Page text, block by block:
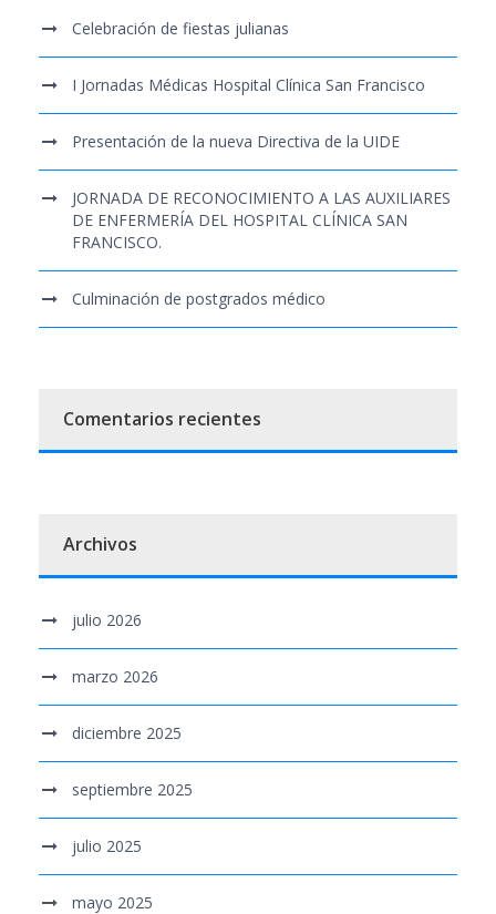
Celebración de fiestas julianas
I Jornadas Médicas Hospital Clínica San Francisco
Presentación de la nueva Directiva de la UIDE
JORNADA DE RECONOCIMIENTO A LAS AUXILIARES
DE ENFERMERÍA DEL HOSPITAL CLÍNICA SAN
FRANCISCO.
Culminación de postgrados médico
Comentarios recientes
Archivos
julio 2026
marzo 2026
diciembre 2025
septiembre 2025
julio 2025
mayo 2025